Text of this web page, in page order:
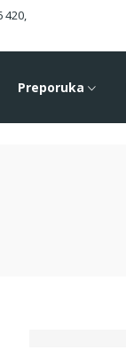
420,
Preporuka